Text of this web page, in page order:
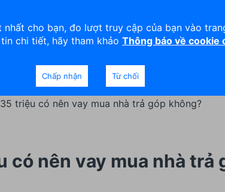
triệu có nên vay mua nhà trả góp không?
có nên vay mua nhà trả
cho bạn, đo lượt truy cập của bạn vào
chi tiết, hãy tham khảo Thông báo về cookie
Chấp nhận Từ chối